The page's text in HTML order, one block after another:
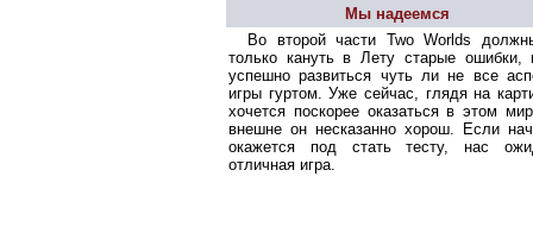
Мы надеемся
Во второй части Two Worlds
только кануть в Лету старые ошибки,
успешно развиться чуть ли не все
игры гуртом. Уже сейчас, глядя на
хочется поскорее оказаться в этом
внешне он несказанно хорош. Если
окажется под стать тесту, нас
отличная игра.